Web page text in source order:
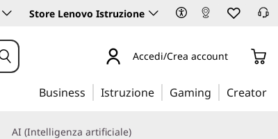
Store Lenovo Istruzione
Accedi/Crea account
Business Istruzione Gaming Creator
AI (Intelligenza artificiale)